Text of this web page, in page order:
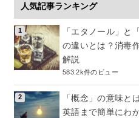
人気記事ランキング
「エタノール」と
の違いとは？消毒
解説
583.2k件のビュー
「概念」の意味と
英語まで簡単にわ